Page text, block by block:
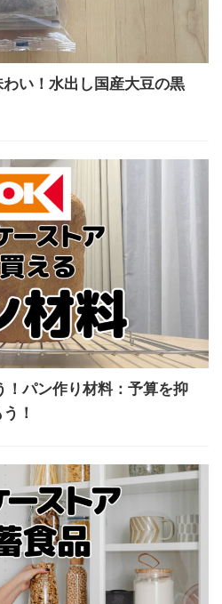
わい！水出し国産大豆の黒
！パン作り材料：予算を抑
！